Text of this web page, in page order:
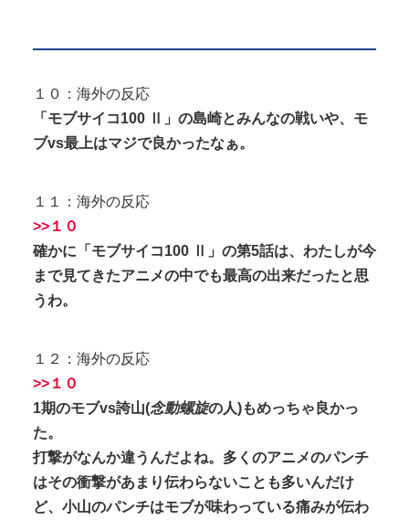
１０：海外の反応
「モブサイコ100 Ⅱ」の島崎とみんなの戦いや、モ
ブvs最上はマジで良かったなぁ。
１１：海外の反応
>>１０
確かに「モブサイコ100 Ⅱ」の第5話は、わたしが今
まで見てきたアニメの中でも最高の出来だったと思
うわ。
１２：海外の反応
>>１０
1期のモブvs誇山(念動螺旋の人)もめっちゃ良かっ
た。
打撃がなんか違うんだよね。多くのアニメのパンチ
はその衝撃があまり伝わらないことも多いんだけ
ど、小山のパンチはモブが味わっている痛みが伝わ